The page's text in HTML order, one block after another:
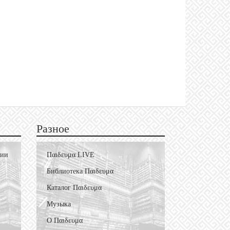
Разное
Пαιδευμα LIVE
Библиотека Пαιδευμα
Каталог Пαιδευμα
Музыка
О Пαιδευμα